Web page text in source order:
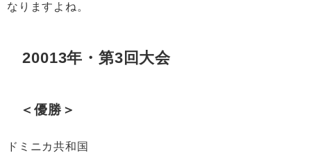
なりますよね。
20013年・第3回大会
＜優勝＞
ドミニカ共和国